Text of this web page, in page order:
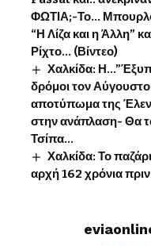
ΦΩΤΙΑ;-Το…
“Η Λίζα και η Άλλη”
Ρίχτο… (Βίντεο)
Χαλκίδα:
δρόμοι τον
αποτύπωμα της
στην ανάπλαση- Θα
Τσίπα…
Χαλκίδα: Το
αρχή 162 χρόνια